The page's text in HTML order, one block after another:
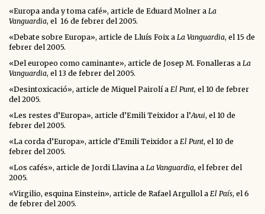
«Europa anda y toma café», article de Eduard Molner a La
Vanguardia, el 16 de febrer del 2005.
«Debate sobre Europa», article de Lluís Foix a La Vanguardia, el 15 de
febrer del 2005.
«Del europeo como caminante», article de Josep M. Fonalleras a La
Vanguardia, el 13 de febrer del 2005.
«Desintoxicació», article de Miquel Pairolí a El Punt, el 10 de febrer
del 2005.
«Les restes d’Europa», article d’Emili Teixidor a l’Avui, el 10 de
febrer del 2005.
«La corda d’Europa», article d’Emili Teixidor a El Punt, el 10 de
febrer del 2005.
«Los cafés», article de Jordi Llavina a La Vanguardia, el febrer del
2005.
«Virgilio, esquina Einstein», article de Rafael Argullol a El País, el 6
de febrer del 2005.